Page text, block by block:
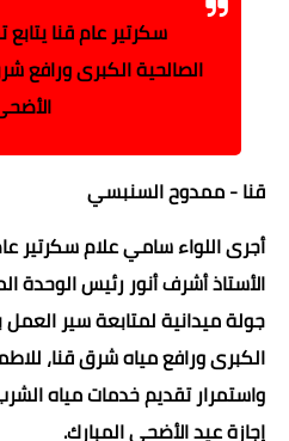
سكرتير عام قنا
الصالحية الكبرى ورافع
قنا - ممدوح السنبسي
أجرى اللواء سامي علام سكرتير
الأستاذ أشرف أنور رئيس الوحدة
جولة ميدانية لمتابعة سير
الكبرى ورافع مياه شرق قنا،
واستمرار تقديم خدمات مياه
إجازة عيد الأضحى المبارك.